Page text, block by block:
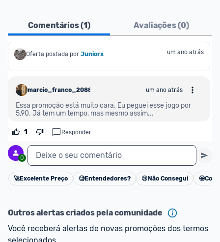
Comentários (1) Avaliações (0)
Oferta postada por Juniorx um ano atrás
marcio_franco_208897 um ano atrás
Essa promoção está muito cara. Eu peguei esse jogo por
5,90. Já tem um tempo, mas mesmo assim...
1 Responder
0 Deixe o seu comentário
Cancelar
🚀Excelente Preço 🧐Entendedores? 😢 Não Consegui 🤩
Outros alertas criados pela comunidade
Você receberá alertas de novas promoções dos termos